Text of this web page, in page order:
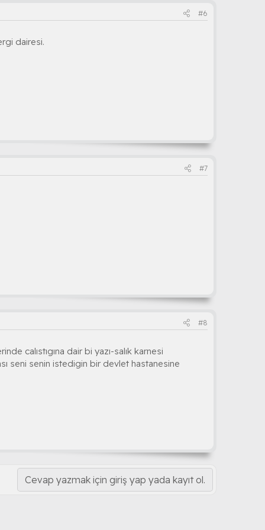
#6
dairesi.
#7
#8
calıstıgına dair bi yazı-salık karnesi
seni senin istedigin bir devlet hastanesine
Cevap yazmak için giriş yap yada kayıt ol.